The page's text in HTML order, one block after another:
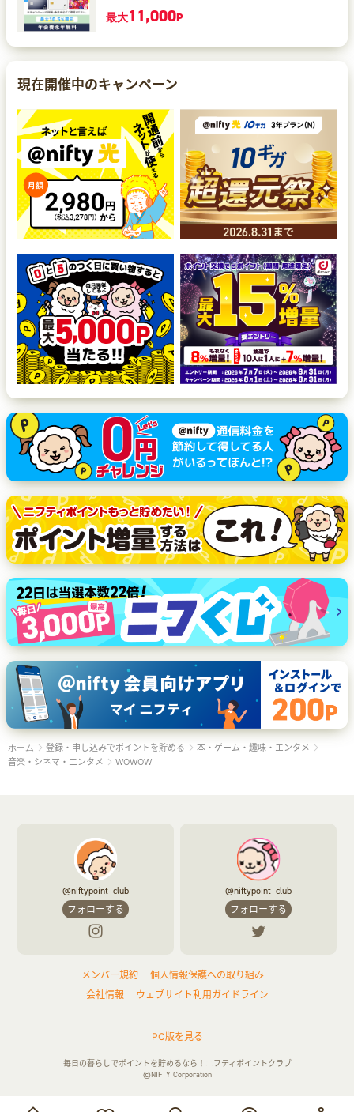
最大11,000P
現在開催中のキャンペーン
ホーム 登録・申し込みでポイントを貯める
本・ゲーム・趣味・エンタメ
音楽・シネマ・エンタメ
WOWOW
@niftypoint_club
フォローする
@niftypoint_club
フォローする
メンバー規約
個人情報保護への取り組み
会社情報
ウェブサイト利用ガイドライン
PC版を見る
毎日の暮らしでポイントを貯めるなら！ニフティポイントクラブ
©NIFTY Corporation